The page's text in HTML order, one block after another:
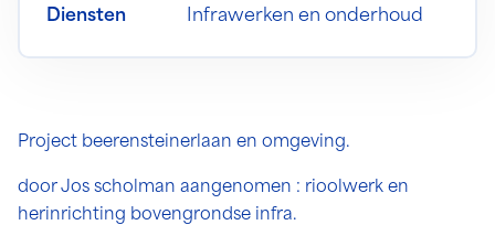
Diensten Infrawerken en onderhoud
Project beerensteinerlaan en omgeving.
door Jos scholman aangenomen : rioolwerk en
herinrichting bovengrondse infra.